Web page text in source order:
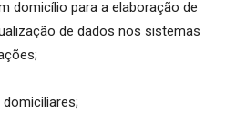
domicílio para a elaboração de
de dados nos sistemas